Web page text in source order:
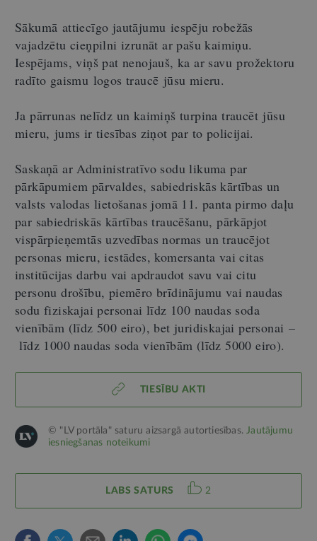
Sākumā attiecīgo jautājumu iespēju robežās
vajadzētu cieņpilni izrunāt ar pašu kaimiņu.
Iespējams, viņš pat nenojauš, ka ar savu prožektoru
radīto gaismu logos traucē jūsu mieru.
Ja pārrunas nelīdz un kaimiņš turpina traucēt jūsu
mieru, jums ir tiesības ziņot par to policijai.
Saskaņā ar Administratīvo sodu likuma par
pārkāpumiem pārvaldes, sabiedriskās kārtības un
valsts valodas lietošanas jomā 11. panta pirmo daļu
par sabiedriskās kārtības traucēšanu, pārkāpjot
vispārpieņemtās uzvedības normas un traucējot
personas mieru, iestādes, komersanta vai citas
institūcijas darbu vai apdraudot savu vai citu
personu drošību, piemēro brīdinājumu vai naudas
sodu fiziskajai personai līdz 100 naudas soda
vienībām (līdz 500 eiro), bet juridiskajai personai –
līdz 1000 naudas soda vienībām (līdz 5000 eiro).
TIESĪBU AKTI
© "LV portāla" saturu aizsargā autortiesības.Jautājumu
iesniegšanas noteikumi
LABS SATURS 2